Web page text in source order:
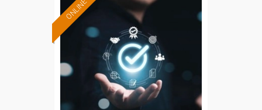
ONLINE
Formación 100%
subvencionada.
Para desempleados,
trabajadores y autónomos.
Sector